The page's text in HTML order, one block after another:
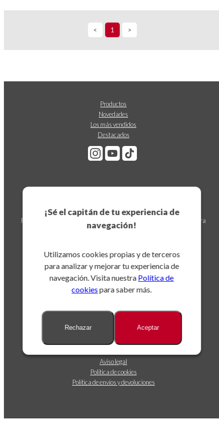
¡Sé el capitán de tu experiencia de
navegación!
Utilizamos cookies propias y de terceros
para analizar y mejorar tu experiencia de
navegación. Visita nuestra Política de
cookiespara saber más.
Rechazar Aceptar
< 1 >
Productos
Novedades
Los más vendidos
Destacados
Puedes darte de baja en cualquier momento. Para ello, consulta nuestra
información de contacto en el aviso legal.
Contáctanos
Aviso legal
Política de cookies
Política de envíos y devoluciones